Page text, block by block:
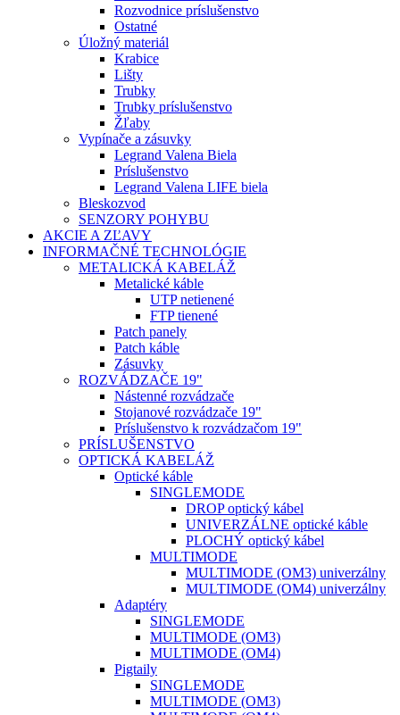
Rozvodnice príslušenstvo
Ostatné
Úložný materiál
Krabice
Lišty
Trubky
Trubky príslušenstvo
Žľaby
Vypínače a zásuvky
Legrand Valena Biela
Príslušenstvo
Legrand Valena LIFE biela
Bleskozvod
SENZORY POHYBU
AKCIE A ZĽAVY
INFORMAČNÉ TECHNOLÓGIE
METALICKÁ KABELÁŽ
Metalické káble
UTP netienené
FTP tienené
Patch panely
Patch káble
Zásuvky
ROZVÁDZAČE 19"
Nástenné rozvádzače
Stojanové rozvádzače 19"
Príslušenstvo k rozvádzačom 19"
PRÍSLUŠENSTVO
OPTICKÁ KABELÁŽ
Optické káble
SINGLEMODE
DROP optický kábel
UNIVERZÁLNE optické káble
PLOCHÝ optický kábel
MULTIMODE
MULTIMODE (OM3) univerzálny
MULTIMODE (OM4) univerzálny
Adaptéry
SINGLEMODE
MULTIMODE (OM3)
MULTIMODE (OM4)
Pigtaily
SINGLEMODE
MULTIMODE (OM3)